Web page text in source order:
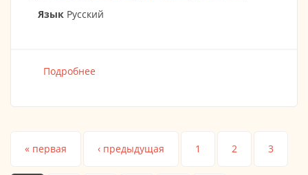
Язык Русский
Подробнее
Страницы
« первая ‹ предыдущая 1 2 3